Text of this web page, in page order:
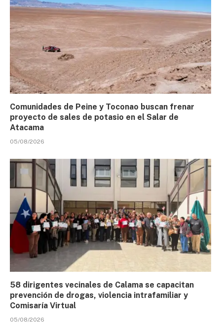
Comunidades de Peine y Toconao buscan frenar
proyecto de sales de potasio en el Salar de
Atacama
05/08/2026
58 dirigentes vecinales de Calama se capacitan
prevención de drogas, violencia intrafamiliar y
Comisaría Virtual
05/08/2026